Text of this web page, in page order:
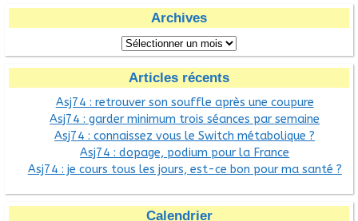
Archives
Articles récents
Asj74 : retrouver son souffle après une coupure
Asj74 : garder minimum trois séances par semaine
Asj74 : connaissez vous le Switch métabolique ?
Asj74 : dopage, podium pour la France
Asj74 : je cours tous les jours, est-ce bon pour ma santé ?
Calendrier